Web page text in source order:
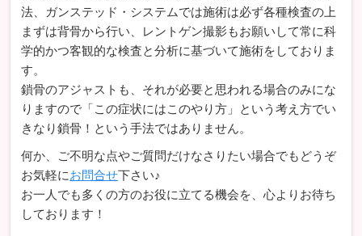
法、ガンステッド・システムでは施術は必ず各種検査の上
まずは背骨から行い、レントゲン撮影もお願いして常に科
学的かつ客観的な検査と分析に基づいて施術をしておりま
す。
鎖骨のアジャストも、それが必要と思われる場合のみにな
りますので「この症状にはこのやり方」という考え方でい
きなり鎖骨！という手法ではありません。
何か、ご不明な点やご質問だけなさりたい場合でもどうぞ
お気軽にお問合せ下さい♪
お一人でも多くの方のお役に立てる機会を、心よりお待ち
しております！